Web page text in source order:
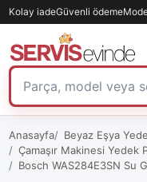
Kolay iadeGüvenli ödeme
Anasayfa
Beyaz Eşya
Çamaşır Makinesi Yedek
Bosch WAS284E3SN Su